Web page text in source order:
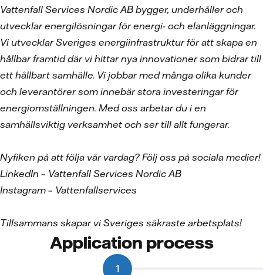
Vattenfall Services Nordic AB bygger, underhåller och
utvecklar energilösningar för energi- och elanläggningar.
Vi utvecklar Sveriges energiinfrastruktur för att skapa en
hållbar framtid där vi hittar nya innovationer som bidrar till
ett hållbart samhälle. Vi jobbar med många olika kunder
och leverantörer som innebär stora investeringar för
energiomställningen. Med oss arbetar du i en
samhällsviktig verksamhet och ser till allt fungerar.
Nyfiken på att följa vår vardag? Följ oss på sociala medier!
LinkedIn – Vattenfall Services Nordic AB
Instagram – Vattenfallservices
Tillsammans skapar vi Sveriges säkraste arbetsplats!
Application process
1